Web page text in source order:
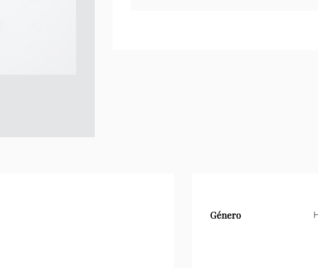
Género